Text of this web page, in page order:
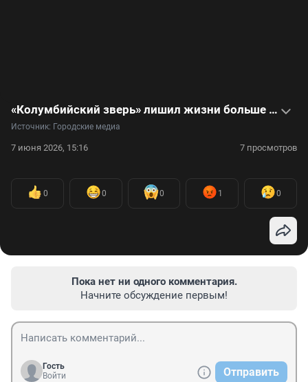
«Колумбийский зверь» лишил жизни больше сотни детей: видеоистория Луиса Гаравито
Источник: Городские медиа
7 июня 2026, 15:16 7 просмотров
0 0 0 1 0
Пока нет ни одного комментария.
Начните обсуждение первым!
Гость
Войти
Отправить